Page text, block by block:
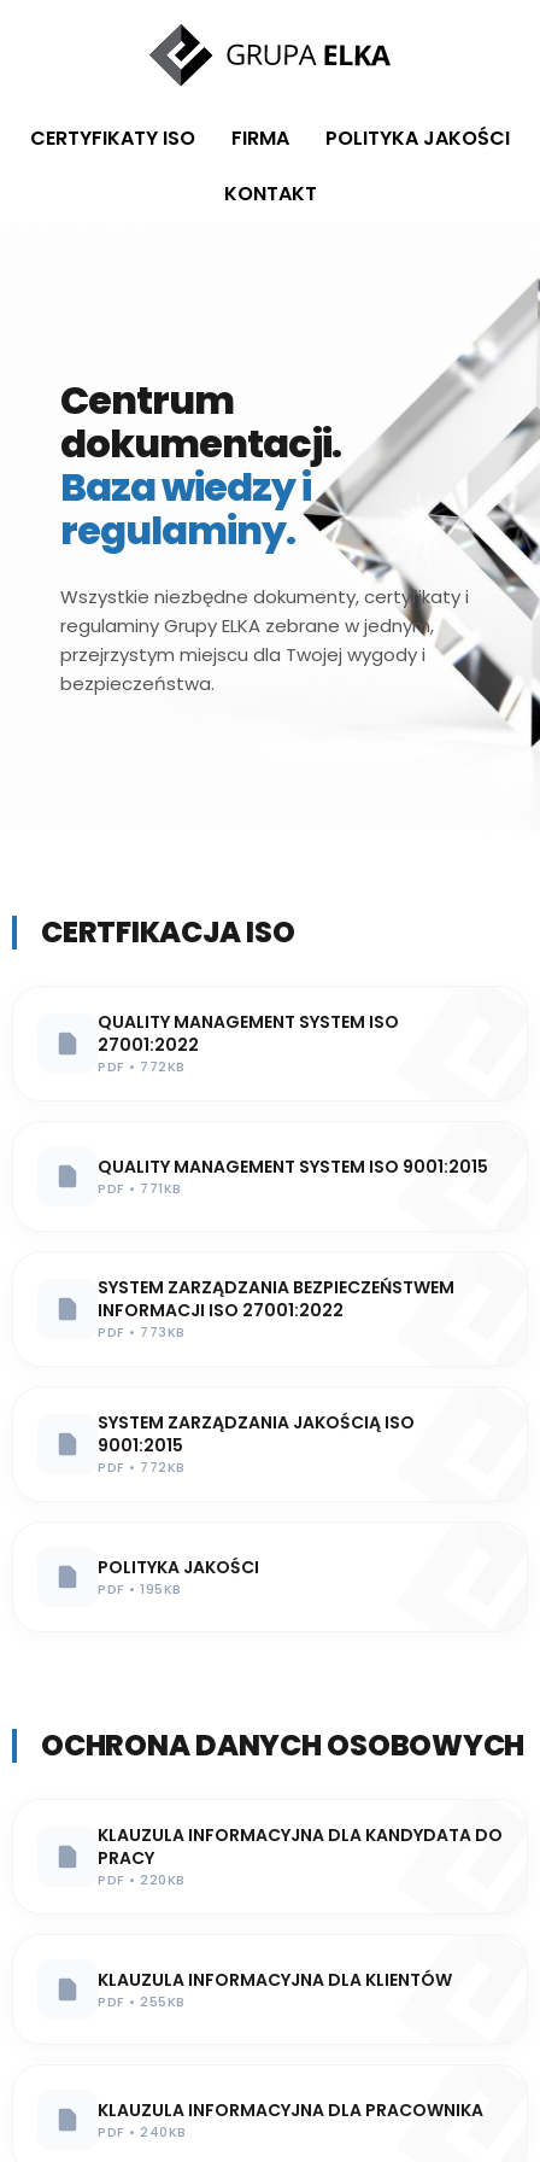
CERTYFIKATY ISO FIRMA
POLITYKA JAKOŚCI
KONTAKT
Centrum
dokumentacji.
Baza wiedzy i
regulaminy.
Wszystkie niezbędne dokumenty, certyfikaty i
regulaminy Grupy ELKA zebrane w jednym,
przejrzystym miejscu dla Twojej wygody i
bezpieczeństwa.
CERTFIKACJA ISO
QUALITY MANAGEMENT SYSTEM ISO
27001:2022
PDF • 772KB
QUALITY MANAGEMENT SYSTEM ISO 9001:2015
PDF • 771KB
SYSTEM ZARZĄDZANIA BEZPIECZEŃSTWEM
INFORMACJI ISO 27001:2022
PDF • 773KB
SYSTEM ZARZĄDZANIA JAKOŚCIĄ ISO
9001:2015
PDF • 772KB
POLITYKA JAKOŚCI
PDF • 195KB
OCHRONA DANYCH OSOBOWYCH
KLAUZULA INFORMACYJNA DLA KANDYDATA DO
PRACY
PDF • 220KB
KLAUZULA INFORMACYJNA DLA KLIENTÓW
PDF • 255KB
KLAUZULA INFORMACYJNA DLA PRACOWNIKA
PDF • 240KB